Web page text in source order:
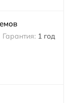
1 год